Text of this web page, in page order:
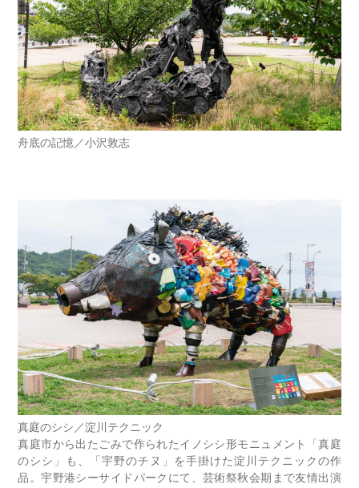
舟底の記憶／小沢敦志
真庭のシシ／淀川テクニック
真庭市から出たごみで作られたイノシシ形モニュメント「真庭
のシシ」も、「宇野のチヌ」を手掛けた淀川テクニックの作
品。宇野港シーサイドパークにて、芸術祭秋会期まで友情出演